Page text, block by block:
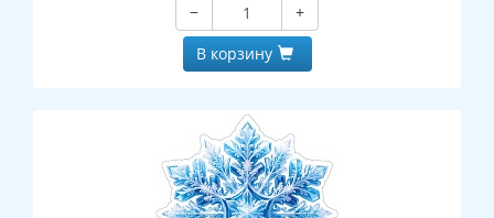
−
+
В корзину